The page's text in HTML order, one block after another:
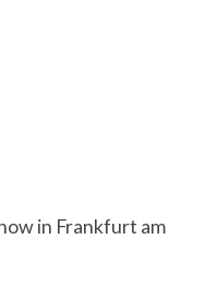
in Frankfurt am